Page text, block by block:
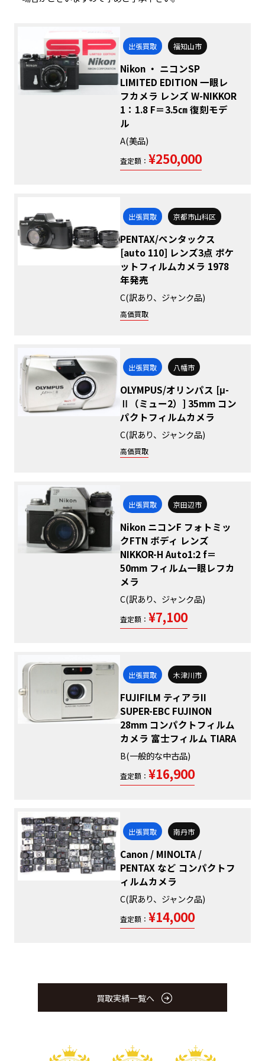
出張買取 福知山市
Nikon ・ ニコンSP
LIMITED EDITION 一眼レ
フカメラ レンズ W-NIKKOR
1：1.8 F＝3.5㎝ 復刻モデ
ル
A(美品)
査定額： ¥250,000
出張買取 京都市山科区
PENTAX/ペンタックス
[auto 110] レンズ3点 ポケ
ットフィルムカメラ 1978
年発売
C(訳あり、ジャンク品)
高価買取
出張買取 八幡市
OLYMPUS/オリンパス [μ-
Ⅱ（ミュー2）] 35mm コン
パクトフィルムカメラ
C(訳あり、ジャンク品)
高価買取
出張買取 京田辺市
Nikon ニコンF フォトミッ
クFTN ボディ レンズ
NIKKOR-H Auto1:2 f＝
50mm フィルム一眼レフカ
メラ
C(訳あり、ジャンク品)
査定額： ¥7,100
出張買取 木津川市
FUJIFILM ティアラII
SUPER-EBC FUJINON
28mm コンパクトフィルム
カメラ 富士フィルム TIARA
B(一般的な中古品)
査定額： ¥16,900
出張買取 南丹市
Canon / MINOLTA /
PENTAX など コンパクトフ
ィルムカメラ
C(訳あり、ジャンク品)
査定額： ¥14,000
買取実績一覧へ